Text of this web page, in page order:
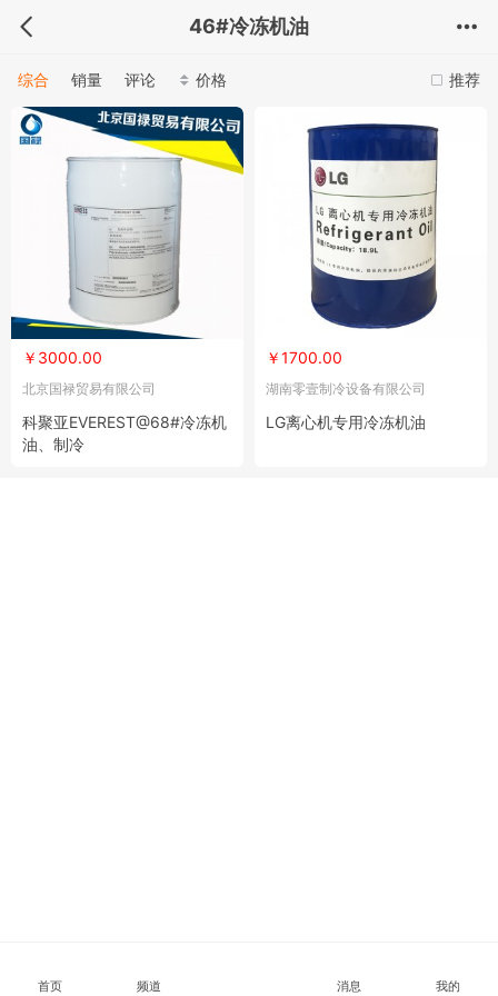
46#冷冻机油
推荐
综合 销量 评论 价格
￥3000.00
北京国禄贸易有限公司
科聚亚EVEREST@68#冷冻机
油、制冷
￥1700.00
湖南零壹制冷设备有限公司
LG离心机专用冷冻机油
首页 频道 消息 我的